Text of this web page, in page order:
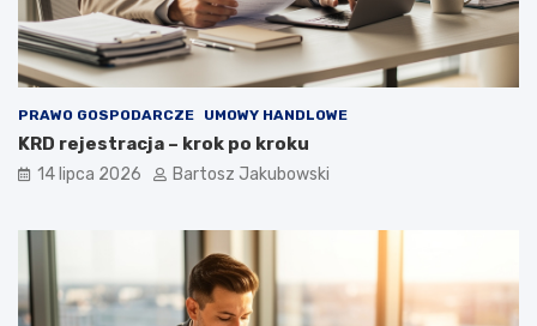
PRAWO GOSPODARCZE UMOWY HANDLOWE
KRD rejestracja – krok po kroku
14 lipca 2026 Bartosz Jakubowski